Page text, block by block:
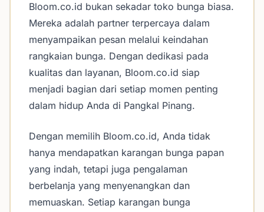
Bloom.co.id bukan sekadar toko bunga biasa.
Mereka adalah partner terpercaya dalam
menyampaikan pesan melalui keindahan
rangkaian bunga. Dengan dedikasi pada
kualitas dan layanan, Bloom.co.id siap
menjadi bagian dari setiap momen penting
dalam hidup Anda di Pangkal Pinang.
Dengan memilih Bloom.co.id, Anda tidak
hanya mendapatkan karangan bunga papan
yang indah, tetapi juga pengalaman
berbelanja yang menyenangkan dan
memuaskan. Setiap karangan bunga